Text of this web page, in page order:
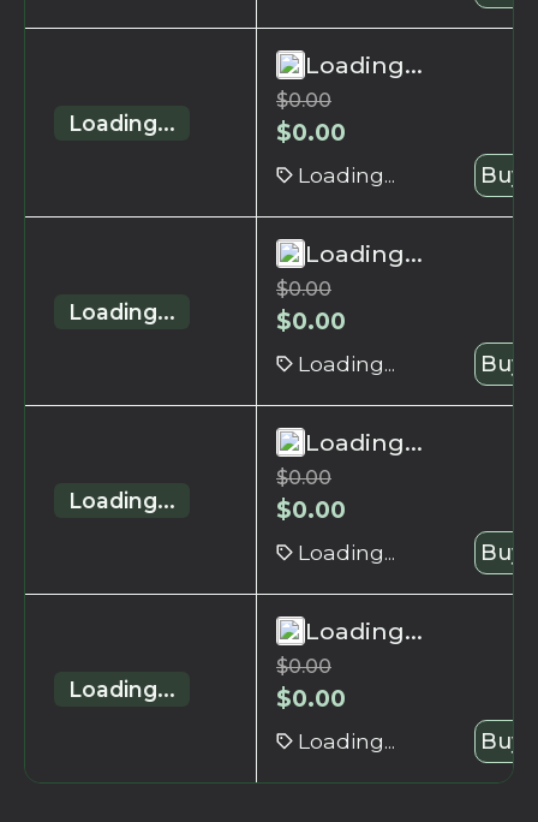
Loading...
Loading...
$0.00
$0.00
Loading... Buy
Loading...
Loading...
$0.00
$0.00
Loading... Buy
Loading...
Loading...
$0.00
$0.00
Loading... Buy
Loading...
Loading...
$0.00
$0.00
Loading... Buy